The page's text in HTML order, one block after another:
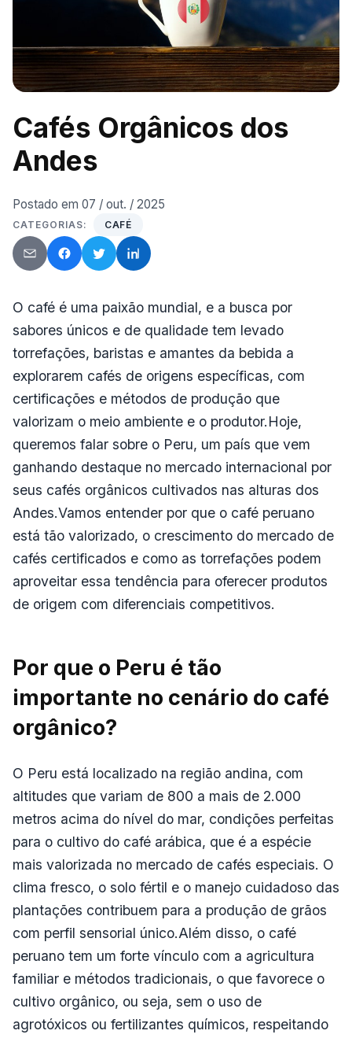
Cafés Orgânicos dos
Andes
Postado em 07 / out. / 2025
CATEGORIAS: CAFÉ
Enviar por e-mail
FacebookTwitterLinkedIn
O café é uma paixão mundial, e a busca por
sabores únicos e de qualidade tem levado
torrefações, baristas e amantes da bebida a
explorarem cafés de origens específicas, com
certificações e métodos de produção que
valorizam o meio ambiente e o produtor.Hoje,
queremos falar sobre o Peru, um país que vem
ganhando destaque no mercado internacional por
seus cafés orgânicos cultivados nas alturas dos
Andes.Vamos entender por que o café peruano
está tão valorizado, o crescimento do mercado de
cafés certificados e como as torrefações podem
aproveitar essa tendência para oferecer produtos
de origem com diferenciais competitivos.
Por que o Peru é tão
importante no cenário do café
orgânico?
O Peru está localizado na região andina, com
altitudes que variam de 800 a mais de 2.000
metros acima do nível do mar, condições perfeitas
para o cultivo do café arábica, que é a espécie
mais valorizada no mercado de cafés especiais. O
clima fresco, o solo fértil e o manejo cuidadoso das
plantações contribuem para a produção de grãos
com perfil sensorial único.Além disso, o café
peruano tem um forte vínculo com a agricultura
familiar e métodos tradicionais, o que favorece o
cultivo orgânico, ou seja, sem o uso de
agrotóxicos ou fertilizantes químicos, respeitando